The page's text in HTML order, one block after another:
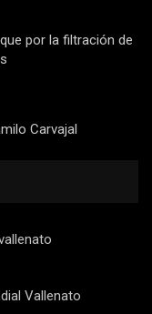
por la filtración de
Carvajal
Vallenato